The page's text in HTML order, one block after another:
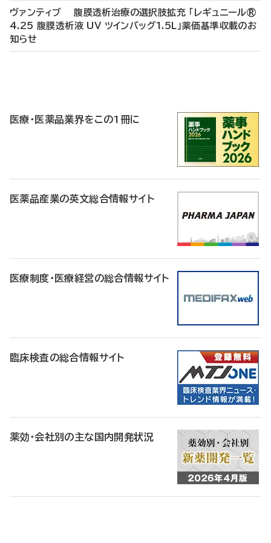
ヴァンティブ 腹膜透析治療の選択肢拡充 「レギュニール®
4.25 腹膜透析液 UV ツインバッグ1.5L」薬価基準収載のお
知らせ
医療・医薬品業界をこの1冊に
医薬品産業の英文総合情報サイト
医療制度・医療経営の総合情報サイト
臨床検査の総合情報サイト
薬効・会社別の主な国内開発状況